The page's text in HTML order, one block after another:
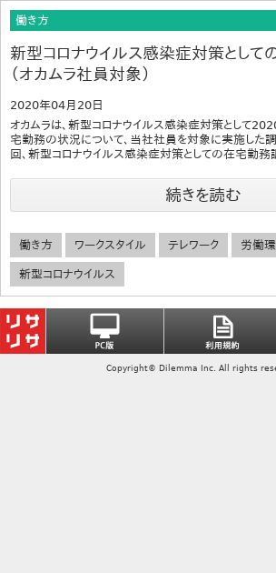
働き方
新型コロナウイルス感染症対策として
（オカムラ社員対象）
2020年04月20日
オカムラは、新型コロナウイルス感染症対策として
宅勤務の状況について、当社社員を対象に実施した
回、新型コロナウイルス感染症対策としての在宅勤務
続きを読む
働き方 ワークスタイル テレワーク 労働
新型コロナウイルス
Copyright© Dilemma Inc. All rights